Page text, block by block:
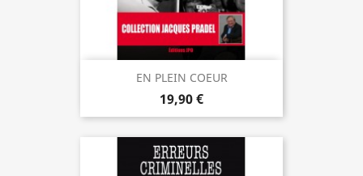
EN PLEIN COEUR
19,90 €